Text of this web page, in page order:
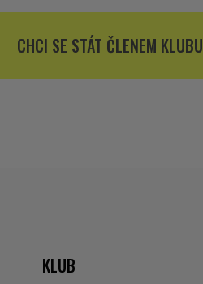
CHCI SE STÁT ČLENEM KLUBU
KLUB